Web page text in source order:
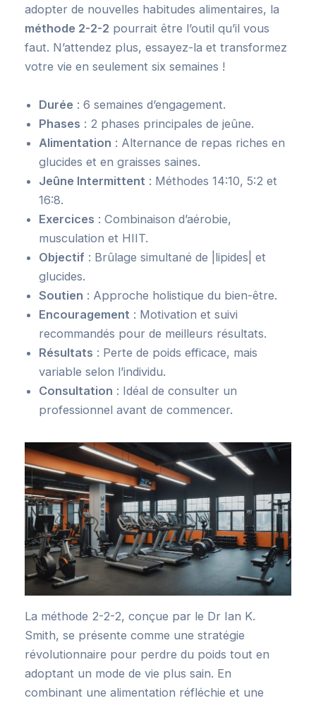
adopter de nouvelles habitudes alimentaires, la
méthode 2-2-2 pourrait être l’outil qu’il vous
faut. N’attendez plus, essayez-la et transformez
votre vie en seulement six semaines !
Durée : 6 semaines d’engagement.
Phases : 2 phases principales de jeûne.
Alimentation : Alternance de repas riches en
glucides et en graisses saines.
Jeûne Intermittent : Méthodes 14:10, 5:2 et
16:8.
Exercices : Combinaison d’aérobie,
musculation et HIIT.
Objectif : Brûlage simultané de |lipides| et
glucides.
Soutien : Approche holistique du bien-être.
Encouragement : Motivation et suivi
recommandés pour de meilleurs résultats.
Résultats : Perte de poids efficace, mais
variable selon l’individu.
Consultation : Idéal de consulter un
professionnel avant de commencer.
La méthode 2-2-2, conçue par le Dr Ian K.
Smith, se présente comme une stratégie
révolutionnaire pour perdre du poids tout en
adoptant un mode de vie plus sain. En
combinant une alimentation réfléchie et une